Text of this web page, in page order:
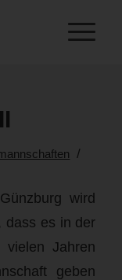
/
wird
dass es in der
vielen Jahren
geben